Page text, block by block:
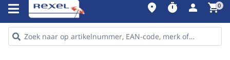
place timer person shopping_cart0